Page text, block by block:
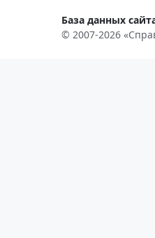
База данных
© 2007-2026